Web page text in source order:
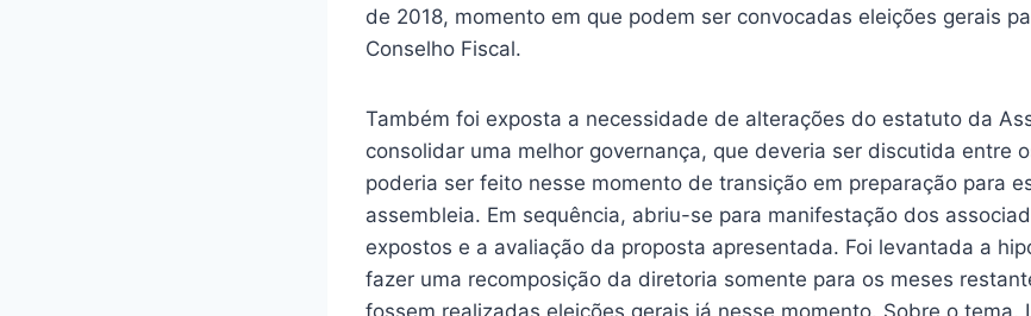
de 2018, momento em que podem ser convocadas eleições gerais
Conselho Fiscal.
Também foi exposta a necessidade de alterações do estatuto da
consolidar uma melhor governança, que deveria ser discutida entre
poderia ser feito nesse momento de transição em preparação para
assembleia. Em sequência, abriu-se para manifestação dos
expostos e a avaliação da proposta apresentada. Foi levantada a
fazer uma recomposição da diretoria somente para os meses
fossem realizadas eleições gerais já nesse momento. Sobre o tema,